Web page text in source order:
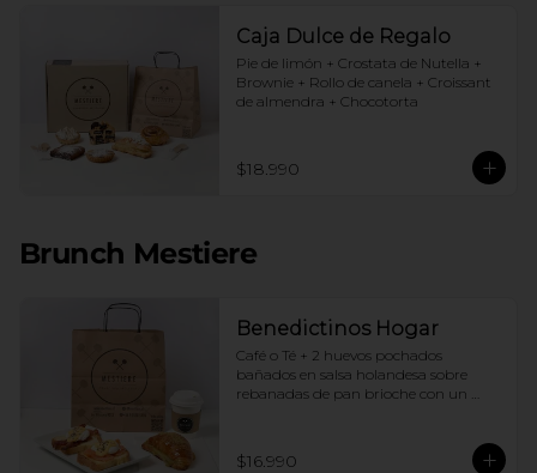
Caja Dulce de Regalo
Pie de limón + Crostata de Nutella +
Brownie + Rollo de canela + Croissant
de almendra + Chocotorta
$18.990
Brunch Mestiere
Benedictinos Hogar
Café o Té + 2 huevos pochados
bañados en salsa holandesa sobre
rebanadas de pan brioche con un
$16.990